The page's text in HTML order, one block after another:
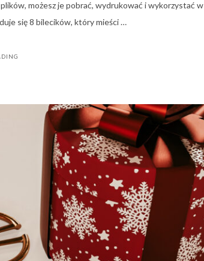
możesz je pobrać, wydrukować i wykorzystać w
się 8 bilecików, który mieści …